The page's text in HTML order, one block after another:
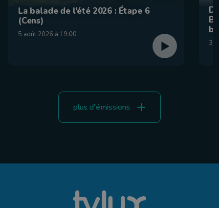
La balade de l'été 2026 : Étape 6
(Cens)
5 août 2026 à 19:00
31
plus d'émissions